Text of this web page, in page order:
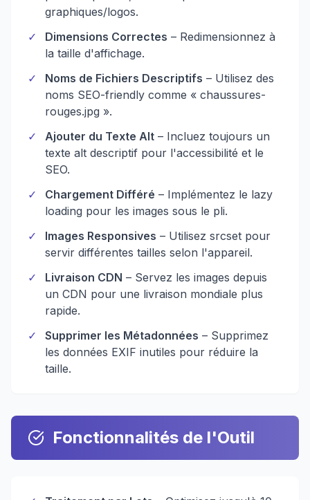
graphiques/logos.
✓
Dimensions Correctes – Redimensionnez à
la taille d'affichage.
✓
Noms de Fichiers Descriptifs – Utilisez des
noms SEO-friendly comme « chaussures-
rouges.jpg ».
✓
Ajouter du Texte Alt – Incluez toujours un
texte alt descriptif pour l'accessibilité et le
SEO.
✓
Chargement Différé – Implémentez le lazy
loading pour les images sous le pli.
✓
Images Responsives – Utilisez srcset pour
servir différentes tailles selon l'appareil.
✓
Livraison CDN – Servez les images depuis
un CDN pour une livraison mondiale plus
rapide.
✓
Supprimer les Métadonnées – Supprimez
les données EXIF inutiles pour réduire la
taille.
Fonctionnalités de l'Outil